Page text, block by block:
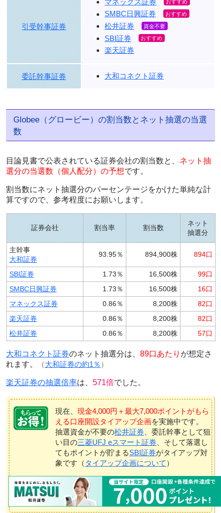
引受幹事証券
マネックス証券
SMBC日興証券
松井証券
SBI証券
楽天証券
委託幹事証券 大和コネクト証券
Globee（グロービー）の割当数とネット抽選の当選
数
目論見書で公表されている証券会社の割当数と、 ネット抽
選分の当選数（個人配分）の予想です。
割当数にネット抽選分のパーセンテージをかけた単純な計
算ですので、参考程度にお願いします。
証券会社 割当率 割当数
ネット
抽選分
主幹事
大和証券
93.95％ 894,900株 894口
SBI証券 1.73％ 16,500株
99口
SMBC日興証券
1.73％ 16,500株
16口
マネックス証券
0.86％ 8,200株
82口
楽天証券
0.86％ 8,200株
82口
松井証券
0.86％ 8,200株 57口
大和コネクト証券のネット抽選分は、 89口あたり が想定さ
れます。
（大和証券の約1％ ）
楽天証券の抽選倍率は、 571倍でした。
現在、 現金4,000円＋最大7,000ポイントがもら
える口座開設タイアップ企画を実施中です。
抽選資金が不要の松井証券 、委託幹事として狙
い目の三菱UFJ eスマート証券 、そして落選し
てもポイントが貯まるSBI証券がタイアップ対
象です（ タイアップ企画について ）